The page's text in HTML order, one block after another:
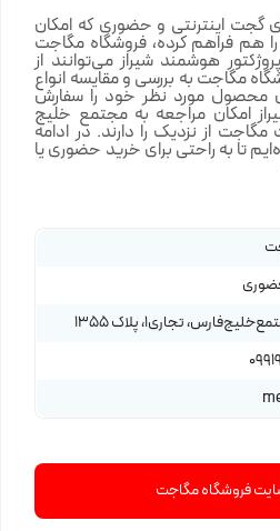
گجت اینترنتی و حضوری که امکان
هم فراهم کرده، فروشگاه مگاجت
هوشمند شیراز می‌توانند از
مگاجت به بررسی و مقایسه انواع
محصول مورد نظر خود را سفارش
امکان مراجعه به مجتمع خلیج
از نزدیک را دارند. در ادامه
تا به راحتی برای خرید حضوری یا
تجاری1، پلاک 1355
فروشگاه مگاجت